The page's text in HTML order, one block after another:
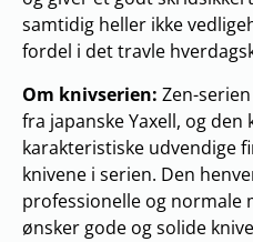
samtidig heller ikke
fordel i det travle
Om knivserien: Zen-
fra japanske Yaxell, og
karakteristiske udvendige
knivene i serien. Den
professionelle og normale
ønsker gode og solide